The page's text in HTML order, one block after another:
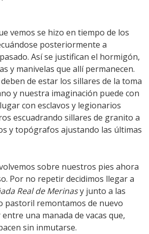
vemos se hizo en tiempo de los
posteriormente a
Así se justifican el hormigón,
y manivelas que allí permanecen.
de estar los sillares de la toma
y nuestra imaginación puede con
con esclavos y legionarios
escuadrando sillares de granito a
y topógrafos ajustando las últimas
sobre nuestros pies ahora
Por no repetir decidimos llegar a
Real de Merinasy junto a las
pastoril remontamos de nuevo
una manada de vacas que,
sin inmutarse.